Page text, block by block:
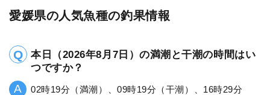
愛媛県の人気魚種の釣果情報
本日（2026年8月7日）の満潮と干潮の時間はい
つですか？
02時19分（満潮）、09時19分（干潮）、16時29分